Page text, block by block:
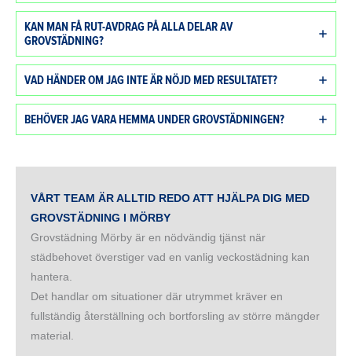
KAN MAN FÅ RUT-AVDRAG PÅ ALLA DELAR AV
GROVSTÄDNING?
VAD HÄNDER OM JAG INTE ÄR NÖJD MED RESULTATET?
BEHÖVER JAG VARA HEMMA UNDER GROVSTÄDNINGEN?
VÅRT TEAM ÄR ALLTID REDO ATT HJÄLPA DIG MED
GROVSTÄDNING I MÖRBY
Grovstädning Mörby är en nödvändig tjänst när
städbehovet överstiger vad en vanlig veckostädning kan
hantera.
Det handlar om situationer där utrymmet kräver en
fullständig återställning och bortforsling av större mängder
material.